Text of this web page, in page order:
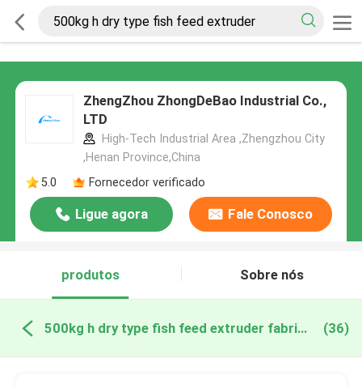
ZhengZhou ZhongDeBao Industrial Co.,
LTD
High-Tech Industrial Area ,Zhengzhou City
,Henan Province,China
5.0
Fornecedor verificado
Ligue agora Fale Conosco
produtos Sobre nós
500kg h dry type fish feed extruder fabricação online (36)